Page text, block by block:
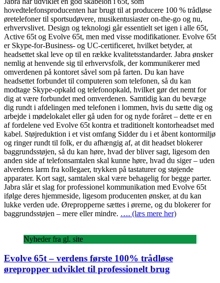
hovedtelefonsproducenten har brugt til at producere 100 % trådløse
øretelefoner til sportsudøvere, musikentusiaster on-the-go og nu,
erhvervslivet. Design og teknologi går essentielt set igen i alle 65t,
Active 65t og Evolve 65t, men med visse modifikationer. Evolve 65t
er Skype-for-Business- og UC-certificeret, hvilket betyder, at
headsettet skal leve op til en række kvalitetsstandarder. Jabra ønsker
nemlig at henvende sig til erhvervsfolk, der kommunikerer med
omverdenen på kontoret såvel som på farten. Du kan have
headsettet forbundet til computeren som telefonen, så du kan
modtage Skype-opkald og telefonopkald, hvilket gør det nemt for
dig at være forbundet med omverdenen. Samtidig kan du bevæge
dig rundt i afdelingen med telefonen i lommen, hvis du sætte dig og
arbejde i mødelokalet eller gå uden for og nyde foråret – dette er en
af fordelene ved Evolve 65t kontra et traditionelt kontorheadset med
kabel. Støjreduktion i et vist omfang Sidder du i et åbent kontormiljø
og ringer rundt til folk, er du afhængig af, at dit headset blokerer
baggrundsstøjen, så du kan høre, hvad der bliver sagt, ligesom den
anden side af telefonsamtalen skal kunne høre, hvad du siger – uden
alverdens larm fra kollegaer, trykken på tastaturer og støjende
apparater. Kort sagt, samtalen skal være behagelig for begge parter.
Jabra slår et slag for professionel kommunikation med Evolve 65t
ifølge deres hjemmeside, ligesom producenten ønsker, at du kan
lukke verden ude. Ørepropperne sættes i ørerne, og du blokerer for
baggrundsstøjen – mere eller mindre. …. (læs mere her)
Nyheder fra gl. site
Evolve 65t – verdens første 100% trådløse
ørepropper udviklet til professionelt brug